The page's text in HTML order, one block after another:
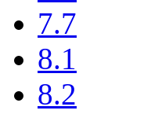
7.7
8.1
8.2